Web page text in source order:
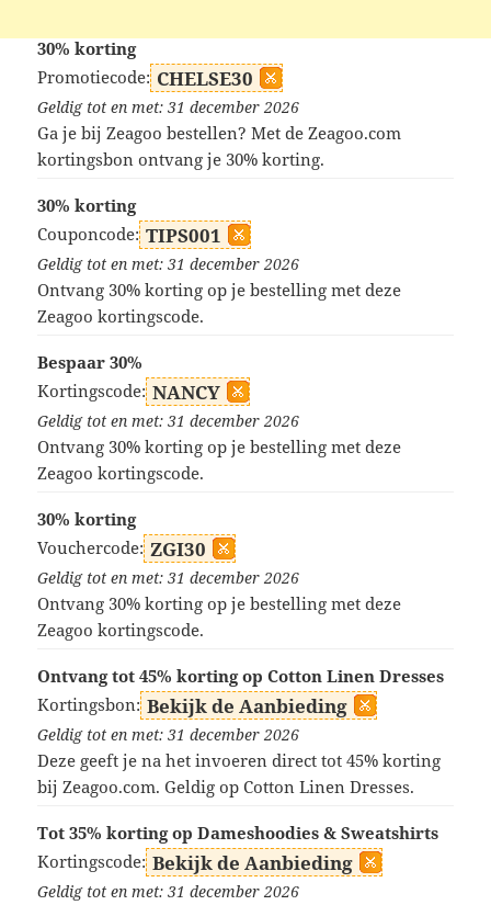
30% korting
Promotiecode: CHELSE30
Geldig tot en met: 31 december 2026
Ga je bij Zeagoo bestellen? Met de Zeagoo.com
kortingsbon ontvang je 30% korting.
30% korting
Couponcode: TIPS001
Geldig tot en met: 31 december 2026
Ontvang 30% korting op je bestelling met deze
Zeagoo kortingscode.
Bespaar 30%
Kortingscode: NANCY
Geldig tot en met: 31 december 2026
Ontvang 30% korting op je bestelling met deze
Zeagoo kortingscode.
30% korting
Vouchercode: ZGI30
Geldig tot en met: 31 december 2026
Ontvang 30% korting op je bestelling met deze
Zeagoo kortingscode.
Ontvang tot 45% korting op Cotton Linen Dresses
Kortingsbon: Bekijk de Aanbieding
Geldig tot en met: 31 december 2026
Deze geeft je na het invoeren direct tot 45% korting
bij Zeagoo.com. Geldig op Cotton Linen Dresses.
Tot 35% korting op Dameshoodies & Sweatshirts
Kortingscode: Bekijk de Aanbieding
Geldig tot en met: 31 december 2026